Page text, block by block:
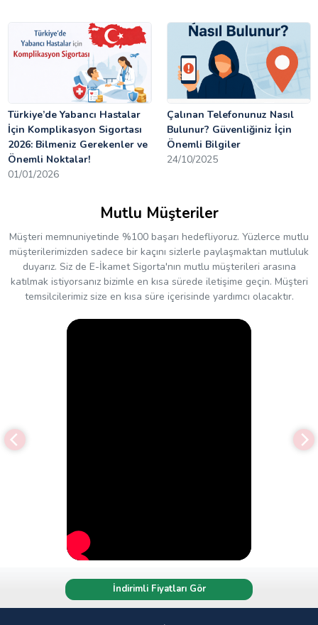
Türkiye’de Yabancı Hastalar
İçin Komplikasyon Sigortası
2026: Bilmeniz Gerekenler ve
Önemli Noktalar!
01/01/2026
Çalınan Telefonunuz Nasıl
Bulunur? Güvenliğiniz İçin
Önemli Bilgiler
24/10/2025
Mutlu Müşteriler
Müşteri memnuniyetinde %100 başarı hedefliyoruz. Yüzlerce mutlu
müşterilerimizden sadece bir kaçını sizlerle paylaşmaktan mutluluk
duyarız. Siz de E-İkamet Sigorta'nın mutlu müşterileri arasına
katılmak istiyorsanız bizimle en kısa sürede iletişime geçin. Müşteri
temsilcilerimiz size en kısa süre içerisinde yardımcı olacaktır.
İndirimli Fiyatları Gör